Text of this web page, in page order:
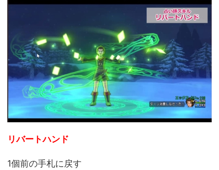
リバートハンド
1個前の手札に戻す